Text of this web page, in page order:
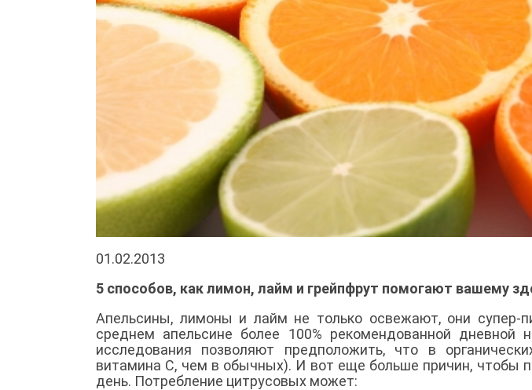
01.02.2013
5 способов, как лимон, лайм и грейпфрут помогают вашему
Апельсины, лимоны и лайм не только освежают, они супер-
среднем апельсине более 100% рекомендованной
исследования позволяют предположить, что в
витамина С, чем в обычных). И вот еще больше причин, чтобы
день. Потребление цитрусовых может: